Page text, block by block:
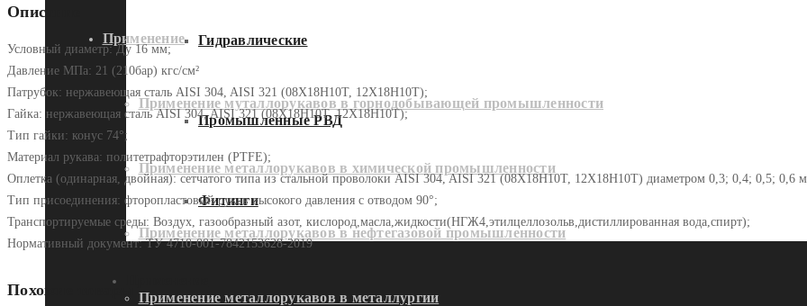
Применение
Применение муталлорукавов в горнодобывающей промышленности
Применение металлорукавов в химической промышленности
Применение металлорукавов в нефтегазовой промышленности
Применение металлорукавов в металлургии
Гидравлические
Промышленные РВД
Фитинги
Описание
Условный диаметр: Ду 16 мм;
Давление МПа: 21 (210бар) кгс/см²
Патрубок: нержавеющая сталь AISI 304, AISI 321 (08Х18Н10Т, 12Х18Н10Т);
Гайка: нержавеющая сталь AISI 304, AISI 321 (08Х18Н10Т, 12Х18Н10Т);
Тип гайки: конус 74°;
Материал рукава: политетрафторэтилен (PTFE);
Оплетка (одинарная, двойная): сетчатого типа из стальной проволоки AISI 304, AISI 321 (08Х18Н10Т, 12Х18Н10Т) диаметром 0,3; 0,4; 0,5; 0,6
Тип присоединения: фторопластовый рукав высокого давления с отводом 90°;
Транспортируемые среды: Воздух, газообразный азот, кислород,масла,жидкости(НГЖ4,этилцеллозольв,дистиллированная вода,спирт);
Нормативный документ: ТУ 4710-001-7842153628-2019
Похожие товары